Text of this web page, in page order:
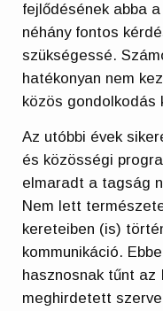
fejlődésének abba
néhány fontos
szükségessé.
hatékonyan nem
közös gondolkodás
Az utóbbi évek
és közösségi
elmaradt a tagság
Nem lett
kereteiben (is)
kommunikáció.
hasznosnak tűnt az
meghirdetett